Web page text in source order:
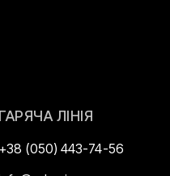
ГАРЯЧА ЛІНІЯ
+38 (050) 443-74-56